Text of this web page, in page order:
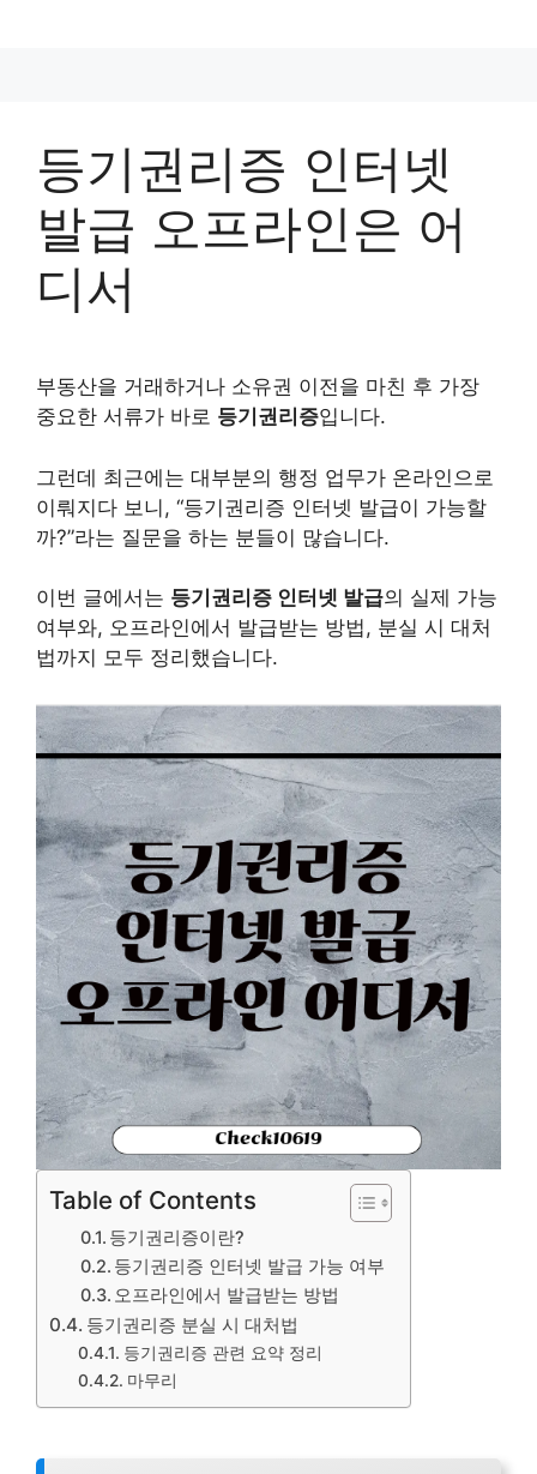
등기권리증 인터넷
발급 오프라인은 어
디서
부동산을 거래하거나 소유권 이전을 마친 후 가장
중요한 서류가 바로 등기권리증입니다.
그런데 최근에는 대부분의 행정 업무가 온라인으로
이뤄지다 보니, “등기권리증 인터넷 발급이 가능할
까?”라는 질문을 하는 분들이 많습니다.
이번 글에서는 등기권리증 인터넷 발급의 실제 가능
여부와, 오프라인에서 발급받는 방법, 분실 시 대처
법까지 모두 정리했습니다.
Table of Contents
등기권리증이란?
등기권리증 인터넷 발급 가능 여부
오프라인에서 발급받는 방법
등기권리증 분실 시 대처법
등기권리증 관련 요약 정리
마무리